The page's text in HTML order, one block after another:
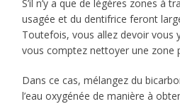
S’il n’y a que de légères zones à
usagée et du dentifrice feront
Toutefois, vous allez devoir vous
vous comptez nettoyer une zone
Dans ce cas, mélangez du
l’eau oxygénée de manière à